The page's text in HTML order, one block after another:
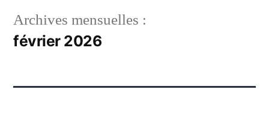
Archives mensuelles :
février 2026